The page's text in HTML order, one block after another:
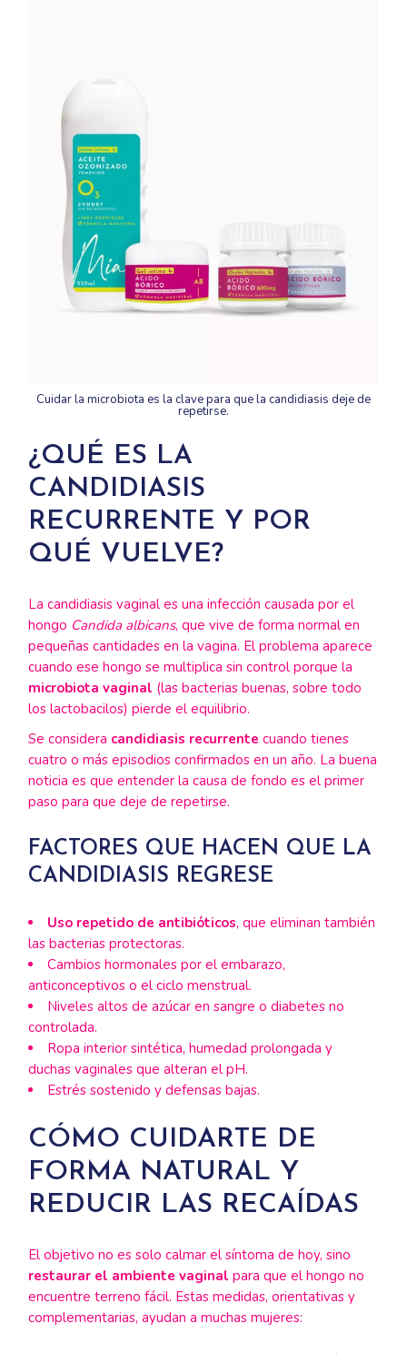
Cuidar la microbiota es la clave para que la candidiasis deje de
repetirse.
¿QUÉ ES LA
CANDIDIASIS
RECURRENTE Y POR
QUÉ VUELVE?
La candidiasis vaginal es una infección causada por el
hongo Candida albicans, que vive de forma normal en
pequeñas cantidades en la vagina. El problema aparece
cuando ese hongo se multiplica sin control porque la
microbiota vaginal (las bacterias buenas, sobre todo
los lactobacilos) pierde el equilibrio.
Se considera candidiasis recurrente cuando tienes
cuatro o más episodios confirmados en un año. La buena
noticia es que entender la causa de fondo es el primer
paso para que deje de repetirse.
FACTORES QUE HACEN QUE LA
CANDIDIASIS REGRESE
Uso repetido de antibióticos, que eliminan también
las bacterias protectoras.
Cambios hormonales por el embarazo,
anticonceptivos o el ciclo menstrual.
Niveles altos de azúcar en sangre o diabetes no
controlada.
Ropa interior sintética, humedad prolongada y
duchas vaginales que alteran el pH.
Estrés sostenido y defensas bajas.
CÓMO CUIDARTE DE
FORMA NATURAL Y
REDUCIR LAS RECAÍDAS
El objetivo no es solo calmar el síntoma de hoy, sino
restaurar el ambiente vaginal para que el hongo no
encuentre terreno fácil. Estas medidas, orientativas y
complementarias, ayudan a muchas mujeres: